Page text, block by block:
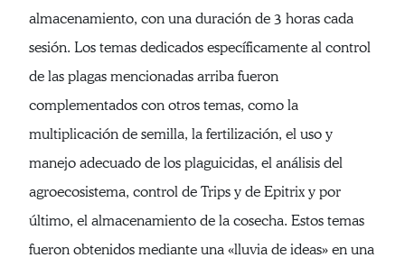
almacenamiento, con una duración de 3 horas cada
sesión. Los temas dedicados específicamente al control
de las plagas mencionadas arriba fueron
complementados con otros temas, como la
multiplicación de semilla, la fertilización, el uso y
manejo adecuado de los plaguicidas, el análisis del
agroecosistema, control de Trips y de Epitrix y por
último, el almacenamiento de la cosecha. Estos temas
fueron obtenidos mediante una «lluvia de ideas» en una